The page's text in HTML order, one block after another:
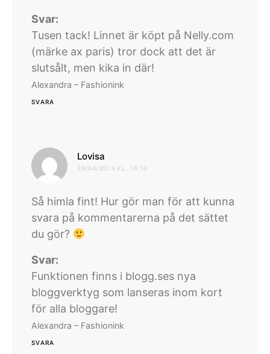
Svar:
Tusen tack! Linnet är köpt på Nelly.com
(märke ax paris) tror dock att det är
slutsålt, men kika in där!
Alexandra – Fashionink
SVARA
Lovisa
29/04/2013 KL. 16:10
Så himla fint! Hur gör man för att kunna
svara på kommentarerna på det sättet
du gör?
Svar:
Funktionen finns i blogg.ses nya
bloggverktyg som lanseras inom kort
för alla bloggare!
Alexandra – Fashionink
SVARA